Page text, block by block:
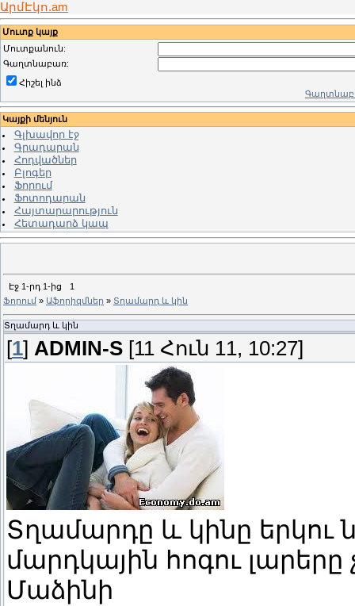
ԱրմԷկո.am
Մուտք կայք
Մուտքանուն:
Գաղտնաբառ:
Հիշել ինձ
Կայքի մենյուն
Գլխավոր էջ
Գրադարան
Հոդվածներ
Բլոգեր
Ֆորում
Ֆոտոդարան
Հայտարարություն
Հետադարձ կապ
Էջ 1-րդ 1-ից
1
Ֆորում » Աֆորիզմներ » Տղամարդ և կին
Տղամարդ և կին
[1] ADMIN-S [11 Հուն 11, 10:27]
Տղամարդը և կինը երկու
մարդկային հոգու
Մաձինի